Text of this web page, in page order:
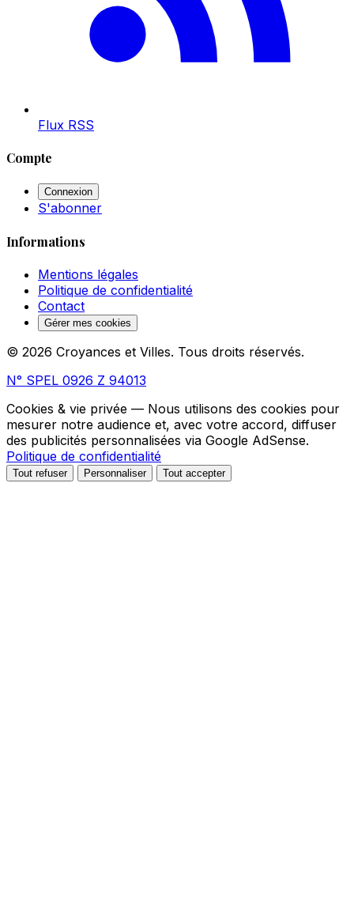
Flux RSS
Compte
Connexion
S'abonner
Informations
Mentions légales
Politique de confidentialité
Contact
Gérer mes cookies
© 2026 Croyances et Villes. Tous droits réservés.
N° SPEL 0926 Z 94013
Cookies & vie privée — Nous utilisons des cookies pour
mesurer notre audience et, avec votre accord, diffuser
des publicités personnalisées via Google AdSense.
Politique de confidentialité
Tout refuser Personnaliser Tout accepter